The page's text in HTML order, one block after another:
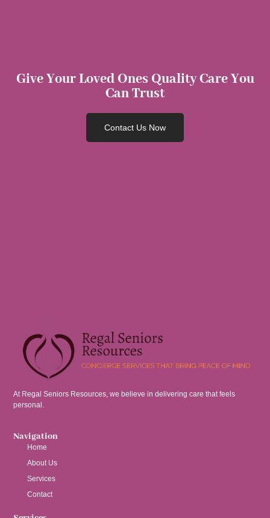
Give Your Loved Ones Quality Care You
Can Trust
Contact Us Now
At Regal Seniors Resources, we believe in delivering care that feels
personal.
Navigation
Home
About Us
Services
Contact